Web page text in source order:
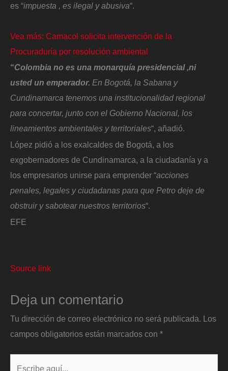
es “impuesta , es ilegal y abusiva“.
Vea más: Camacol solicita intervención de la
Procuraduría por resolución ambiental
“Colombia no es una monarquía presidencial ,ni
usted un emperador. En Bogotá, la Sabana y
Cundinamarca tenemos una institucionalidad regional
para concertar, junto con el Gobierno Nacional, los
lineamientos ambientales y territoriales“, añadió.
López pidió a los exalcaldes de Bogotá, a los
exgobernadores de Cundinamarca, a la ciudadanía y a
los empresarios unirse para emprender “acciones
penales, legales y ciudadanas para que Petro deje de
obstruir y sabotear nuestros territorios“.
EFE
Source link
Deja un comentario
Tu dirección de correo electrónico no será publicada. Los
campos obligatorios están marcados con *